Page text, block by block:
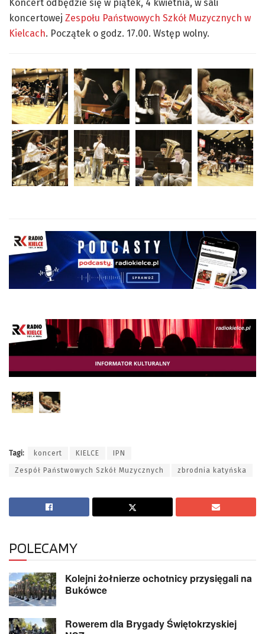
Koncert odbędzie się w piątek, 4 kwietnia, w sali
koncertowej Zespołu Państwowych Szkół Muzycznych w
Kielcach. Początek o godz. 17.00. Wstęp wolny.
Tagi: koncert KIELCE IPN
Zespół Państwowych Szkół Muzycznych zbrodnia katyńska
POLECAMY
Kolejni żołnierze ochotnicy przysięgali na
Bukówce
Rowerem dla Brygady Świętokrzyskiej